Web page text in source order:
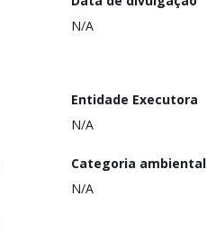
N/A
Entidade Executora
N/A
Categoria ambiental
N/A